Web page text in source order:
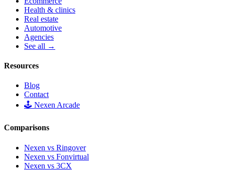
Health & clinics
Real estate
Automotive
Agencies
See all →
Resources
Blog
Contact
🕹️ Nexen Arcade
Comparisons
Nexen vs Ringover
Nexen vs Fonvirtual
Nexen vs 3CX